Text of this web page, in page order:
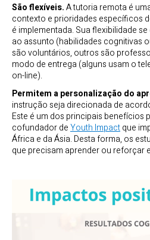
São flexíveis.A tutoria remota é
contexto e prioridades específicos
é implementada. Sua flexibilidade
ao assunto (habilidades cognitivas
são voluntários, outros são
modo de entrega (alguns usam o
on-line).
Permitem a personalização do
instrução seja direcionada de
Este é um dos principais benefícios
cofundador deYouth Impactque
África e da Ásia. Desta forma, os
que precisam aprender ou reforçar